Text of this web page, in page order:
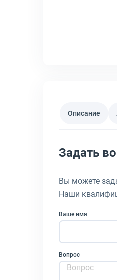
Описание
Задать
Вы можете
Наши
Ваше имя
Вопрос